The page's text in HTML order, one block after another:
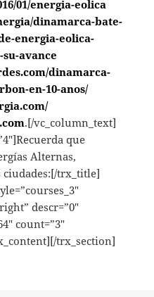
01/energia-eolica
dinamarca-bate-
energia-eolica-
avance
dinamarca-
en-10-anos/
.[/vc_column_text]
que
Alternas,
ciudades:[/trx_title]
descr=”0″
count=”3″
trx_section]